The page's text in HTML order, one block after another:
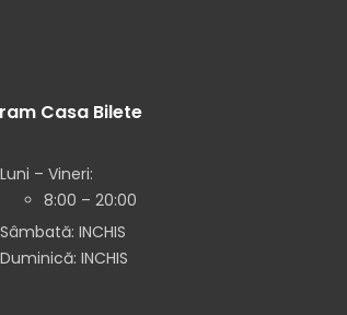
Casa Bilete
Luni – Vineri:
8:00 – 20:00
Sâmbată: INCHIS
Duminică: INCHIS